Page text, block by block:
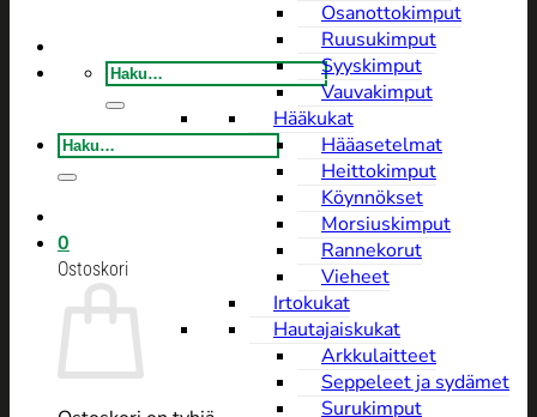
Etsi:
Etsi:
0
Ostoskori
Osanottokimput
Ruusukimput
Syyskimput
Vauvakimput
Hääkukat
Hääasetelmat
Heittokimput
Köynnökset
Morsiuskimput
Rannekorut
Vieheet
Irtokukat
Hautajaiskukat
Arkkulaitteet
Seppeleet ja sydämet
Surukimput